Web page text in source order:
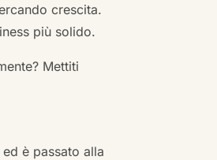
crescita.
più solido.
Mettiti
è passato alla